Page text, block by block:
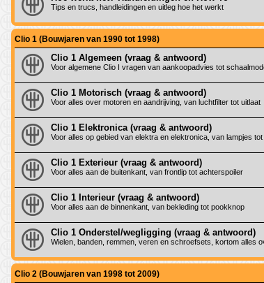
Tips en trucs, handleidingen en uitleg hoe het werkt
Clio 1 (Bouwjaren van 1990 tot 1998)
Clio 1 Algemeen (vraag & antwoord)
Voor algemene Clio I vragen van aankoopadvies tot
Clio 1 Motorisch (vraag & antwoord)
Voor alles over motoren en aandrijving, van luchtfilter tot uitlaat
Clio 1 Elektronica (vraag & antwoord)
Voor alles op gebied van elektra en elektronica, van lampjes
Clio 1 Exterieur (vraag & antwoord)
Voor alles aan de buitenkant, van frontlip tot achterspoiler
Clio 1 Interieur (vraag & antwoord)
Voor alles aan de binnenkant, van bekleding tot pookknop
Clio 1 Onderstel/wegligging (vraag & antwoord)
Wielen, banden, remmen, veren en schroefsets, kortom alles
Clio 2 (Bouwjaren van 1998 tot 2009)